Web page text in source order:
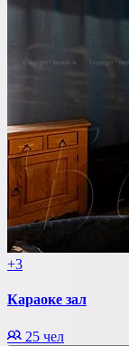
+3
Караоке зал
25 чел